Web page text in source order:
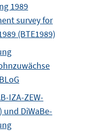
1989
survey for
(BTE1989)
IZA-ZEW-
und DiWaBe-